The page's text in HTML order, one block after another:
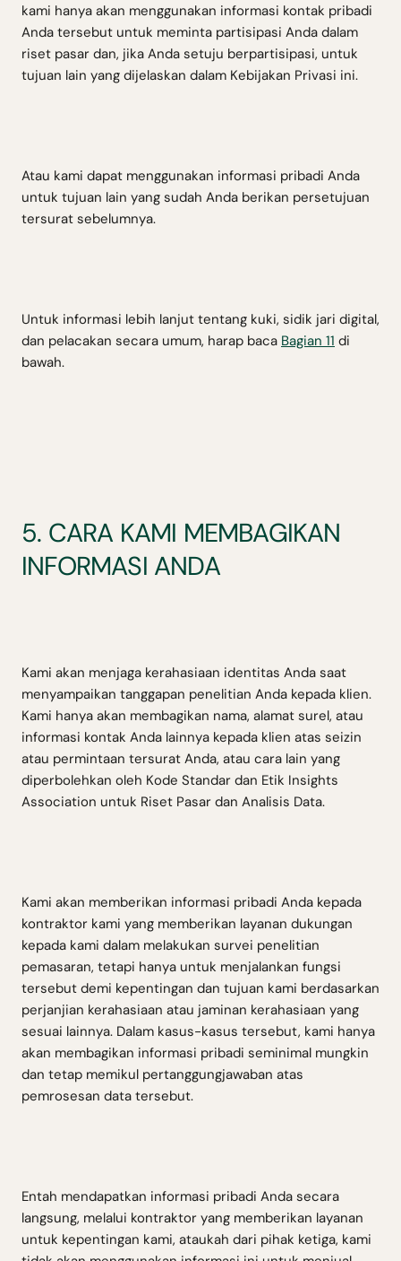
kami hanya akan menggunakan informasi kontak pribadi
Anda tersebut untuk meminta partisipasi Anda dalam
riset pasar dan, jika Anda setuju berpartisipasi, untuk
tujuan lain yang dijelaskan dalam Kebijakan Privasi ini.
Atau kami dapat menggunakan informasi pribadi Anda
untuk tujuan lain yang sudah Anda berikan persetujuan
tersurat sebelumnya.
Untuk informasi lebih lanjut tentang kuki, sidik jari digital,
dan pelacakan secara umum, harap baca Bagian 11 di
bawah.
5. CARA KAMI MEMBAGIKAN
INFORMASI ANDA
Kami akan menjaga kerahasiaan identitas Anda saat
menyampaikan tanggapan penelitian Anda kepada klien.
Kami hanya akan membagikan nama, alamat surel, atau
informasi kontak Anda lainnya kepada klien atas seizin
atau permintaan tersurat Anda, atau cara lain yang
diperbolehkan oleh Kode Standar dan Etik Insights
Association untuk Riset Pasar dan Analisis Data.
Kami akan memberikan informasi pribadi Anda kepada
kontraktor kami yang memberikan layanan dukungan
kepada kami dalam melakukan survei penelitian
pemasaran, tetapi hanya untuk menjalankan fungsi
tersebut demi kepentingan dan tujuan kami berdasarkan
perjanjian kerahasiaan atau jaminan kerahasiaan yang
sesuai lainnya. Dalam kasus-kasus tersebut, kami hanya
akan membagikan informasi pribadi seminimal mungkin
dan tetap memikul pertanggungjawaban atas
pemrosesan data tersebut.
Entah mendapatkan informasi pribadi Anda secara
langsung, melalui kontraktor yang memberikan layanan
untuk kepentingan kami, ataukah dari pihak ketiga, kami